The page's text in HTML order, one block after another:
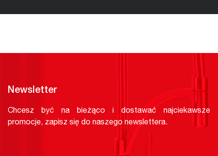
Newsletter
Chcesz być na bieżąco i dostawać najciekawsze
promocje, zapisz się do naszego newslettera.